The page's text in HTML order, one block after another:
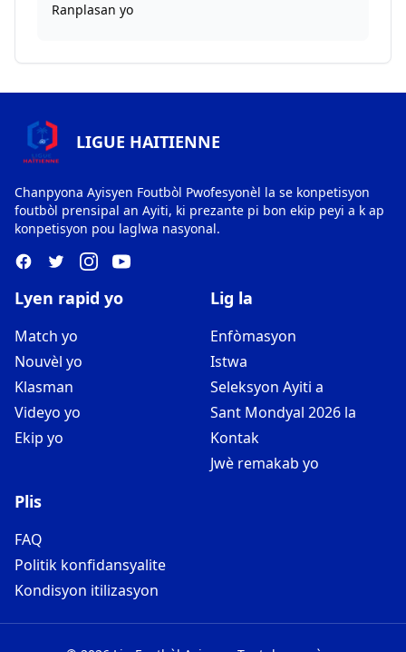
Ranplasan yo
LIGUE HAITIENNE
Chanpyona Ayisyen Foutbòl Pwofesyonèl la se konpetisyon
foutbòl prensipal an Ayiti, ki prezante pi bon ekip peyi a k ap
konpetisyon pou laglwa nasyonal.
Lyen rapid yo
Match yo
Nouvèl yo
Klasman
Videyo yo
Ekip yo
Lig la
Enfòmasyon
Istwa
Seleksyon Ayiti a
Sant Mondyal 2026 la
Kontak
Jwè remakab yo
Plis
FAQ
Politik konfidansyalite
Kondisyon itilizasyon